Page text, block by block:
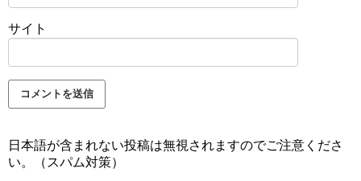
サイト
日本語が含まれない投稿は無視されますのでご注意くださ
い。（スパム対策）